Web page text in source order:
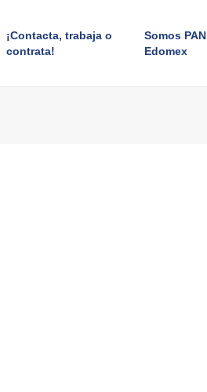
¡Contacta, trabaja o
contrata!
Somos PAN
Edomex